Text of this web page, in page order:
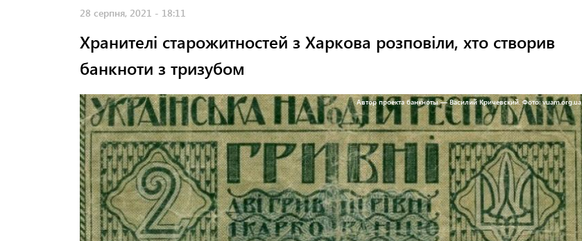
28 серпня, 2021 - 18:11
Хранителі старожитностей з Харкова розповіли, хто створив
банкноти з тризубом
Автор проекта банкноты — Василий Кричевский. Фото: vuam.org.ua